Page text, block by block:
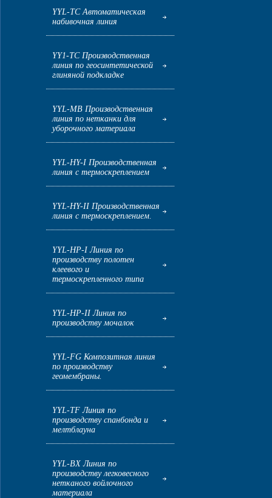
YYL-TC Автоматическая
набивочная линия
YY1-ТС Производственная
линия по геосинтетической
глиняной подкладке
YYL-MB Производственная
линия по нетканки для
уборочного материала
YYL-HY-I Производственная
линия с термоскреплением
YYL-HY-II Производственная
линия с термоскреплением.
YYL-HP-I Линия по
производству полотен
клеевого и
термоскрепленного типа
YYL-HP-II Линия по
производству мочалок
YYL-FG Композитная линия
по производству
геомембраны.
YYL-TF Линия по
производству спанбонда и
мелтблауна
YYL-BX Линия по
производству легковесного
нетканого войлочного
материала